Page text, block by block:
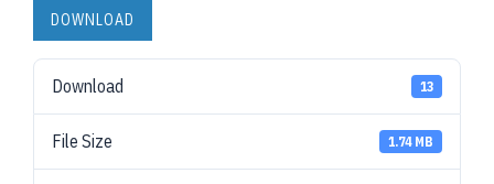
DOWNLOAD
Download 13
File Size 1.74 MB